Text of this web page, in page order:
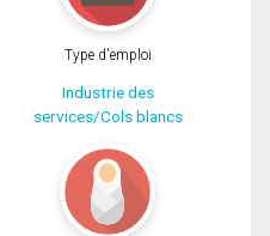
Type d'emploi
Industrie des
services/Cols blancs